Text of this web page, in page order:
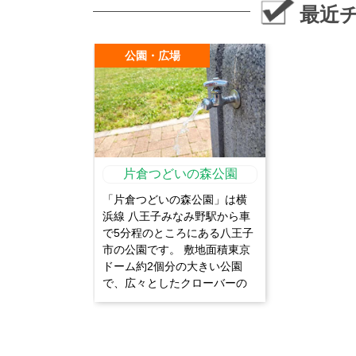
最近
公園・広場
片倉つどいの森公園
「片倉つどいの森公園」は横
浜線 八王子みなみ野駅から車
で5分程のところにある八王子
市の公園です。 敷地面積東京
ドーム約2個分の大きい公園
で、広々としたクローバーの
原っぱや昔の面影の残る樹林